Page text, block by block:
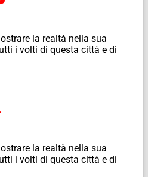
la realtà nella sua
i volti di questa città e di
la realtà nella sua
i volti di questa città e di